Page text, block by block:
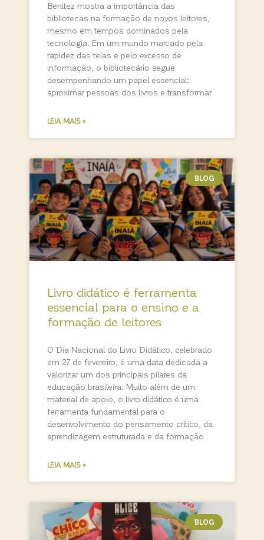
Benitez mostra a importância das
bibliotecas na formação de novos leitores,
mesmo em tempos dominados pela
tecnologia. Em um mundo marcado pela
rapidez das telas e pelo excesso de
informação, o bibliotecário segue
desempenhando um papel essencial:
aproximar pessoas dos livros e transformar
LEIA MAIS »
BLOG
Livro didático é ferramenta
essencial para o ensino e a
formação de leitores
O Dia Nacional do Livro Didático, celebrado
em 27 de fevereiro, é uma data dedicada a
valorizar um dos principais pilares da
educação brasileira. Muito além de um
material de apoio, o livro didático é uma
ferramenta fundamental para o
desenvolvimento do pensamento crítico, da
aprendizagem estruturada e da formação
LEIA MAIS »
BLOG